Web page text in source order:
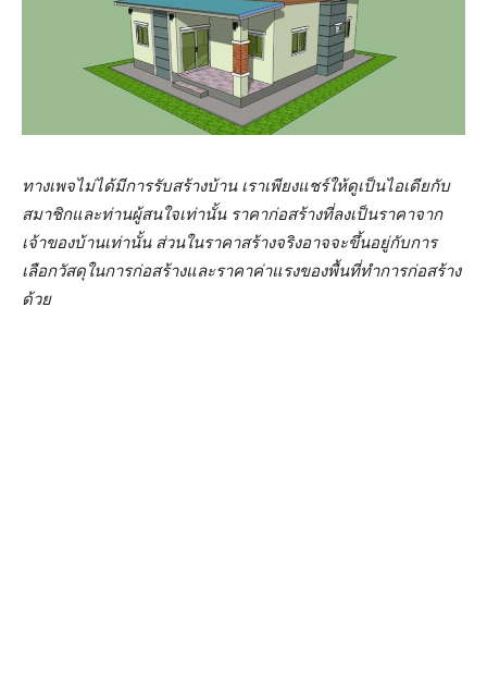
ทางเพจไม่ได้มีการรับสร้างบ้าน เราเพียงแชร์ให้ดูเป็นไอเดียกับ
สมาชิกและท่านผู้สนใจเท่านั้น ราคาก่อสร้างที่ลงเป็นราคาจาก
เจ้าของบ้านเท่านั้น ส่วนในราคาสร้างจริงอาจจะขึ้นอยู่กับการ
เลือกวัสดุในการก่อสร้างและราคาค่าแรงของพื้นที่ทำการก่อสร้าง
ด้วย